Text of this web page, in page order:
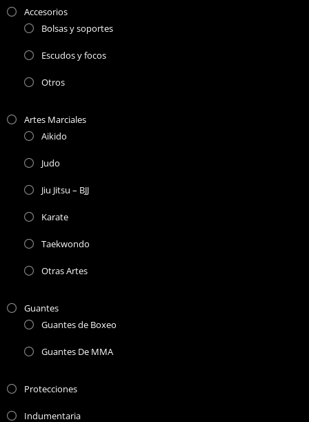
Accesorios
Bolsas y soportes
Escudos y focos
Otros
Artes Marciales
Aikido
Judo
Jiu Jitsu – BJJ
Karate
Taekwondo
Otras Artes
Guantes
Guantes de Boxeo
Guantes De MMA
Protecciones
Indumentaria